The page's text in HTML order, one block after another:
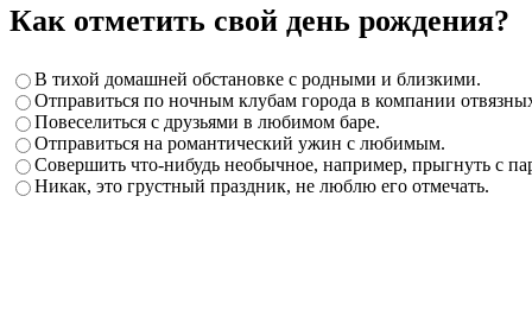
Как отметить свой день рождения?
В тихой домашней обстановке с родными и близкими.
Отправиться по ночным клубам города в компании
Повеселиться с друзьями в любимом баре.
Отправиться на романтический ужин с любимым.
Совершить что-нибудь необычное, например, прыгнуть с
Никак, это грустный праздник, не люблю его отмечать.